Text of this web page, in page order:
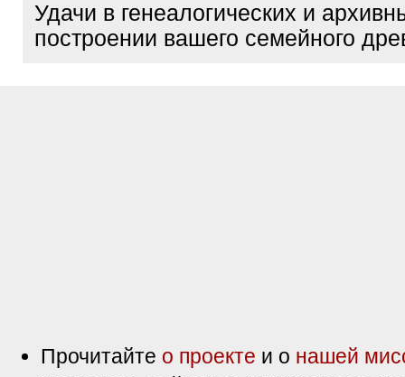
Удачи в генеалогических и
построении вашего семейного
Прочитайте о проекте и о нашей